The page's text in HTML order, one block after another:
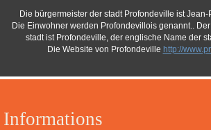
Informations
Die bürgermeister der stadt Profondeville ist
Die Einwohner werden Profondevillois genannt..
stadt ist Profondeville, der englische Name der
Die Website von Profondeville http://